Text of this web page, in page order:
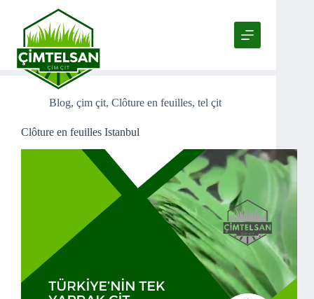
contenu
clôture en feuilles Istanbul
Blog, çim çit, Clôture en feuilles, tel çit
Clôture en feuilles Istanbul